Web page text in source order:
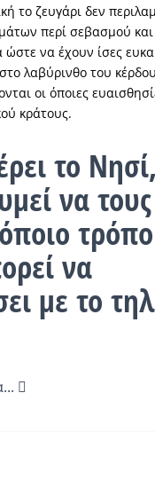
το ζευγάρι δεν
περί σεβασμού
να έχουν ίσες
λαβύρινθο του
οι όποιες
κράτους.
το Νησί,
να τους
τρόπο
να
με το